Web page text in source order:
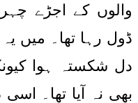
والوں کے اجڑے
ڈول رہا تھا۔ میں
دل شکستہ ہوا
بھی نہ آیا تھا۔